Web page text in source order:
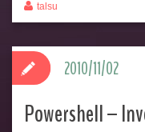
talsu
Powershell –
2010/11/02